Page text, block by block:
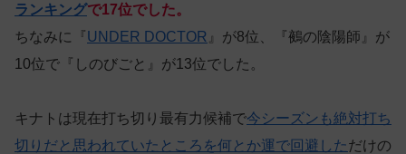
ランキングで17位でした。
ちなみに『UNDER DOCTOR 』が8位、『鵺の陰陽師』が
10位で『しのびごと』が13位でした。
キナトは現在打ち切り最有力候補で今シーズンも絶対打ち
切りだと思われていたところを何とか運で回避しただけの